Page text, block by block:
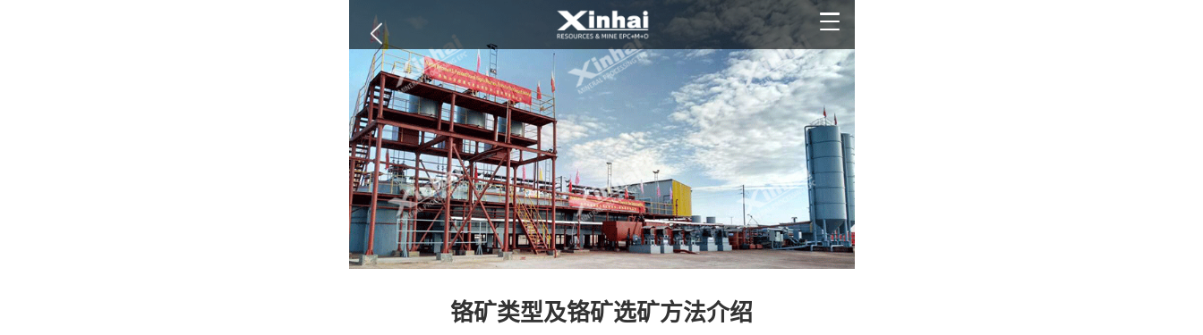
铬矿类型及铬矿选矿方法介绍